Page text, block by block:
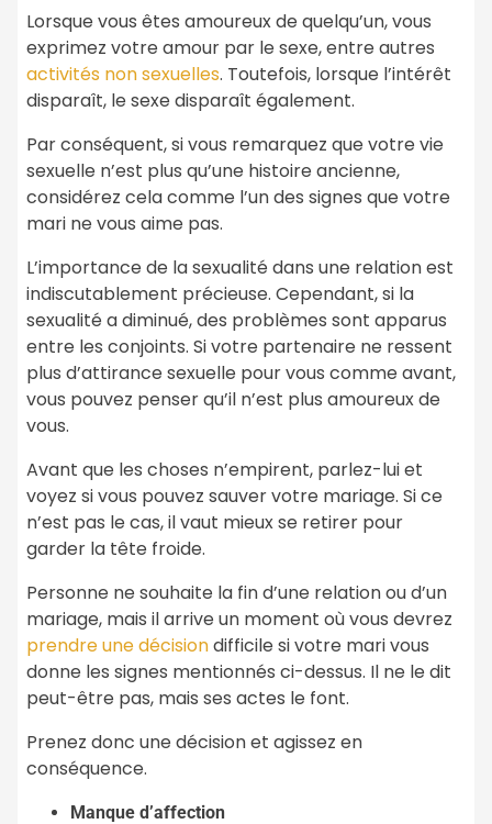
Lorsque vous êtes amoureux de quelqu’un, vous
exprimez votre amour par le sexe, entre autres
activités non sexuelles. Toutefois, lorsque l’intérêt
disparaît, le sexe disparaît également.
Par conséquent, si vous remarquez que votre vie
sexuelle n’est plus qu’une histoire ancienne,
considérez cela comme l’un des signes que votre
mari ne vous aime pas.
L’importance de la sexualité dans une relation est
indiscutablement précieuse. Cependant, si la
sexualité a diminué, des problèmes sont apparus
entre les conjoints. Si votre partenaire ne ressent
plus d’attirance sexuelle pour vous comme avant,
vous pouvez penser qu’il n’est plus amoureux de
vous.
Avant que les choses n’empirent, parlez-lui et
voyez si vous pouvez sauver votre mariage. Si ce
n’est pas le cas, il vaut mieux se retirer pour
garder la tête froide.
Personne ne souhaite la fin d’une relation ou d’un
mariage, mais il arrive un moment où vous devrez
prendre une décisiondifficile si votre mari vous
donne les signes mentionnés ci-dessus. Il ne le dit
peut-être pas, mais ses actes le font.
Prenez donc une décision et agissez en
conséquence.
Manque d’affection